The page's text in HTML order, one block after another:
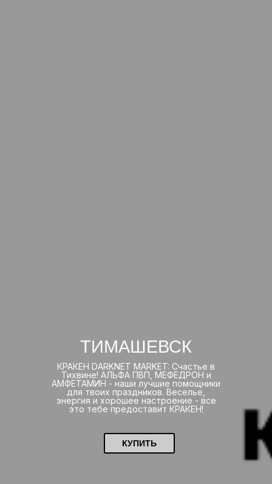
ТИМАШЕВСК
КРАКЕН DARKNET MARKET: Счастье в
Тихвине! АЛЬФА ПВП, МЕФЕДРОН и
АМФЕТАМИН - наши лучшие помощники
для твоих праздников. Веселье,
энергия и хорошее настроение - все
это тебе предоставит КРАКЕН!
КУПИТЬ